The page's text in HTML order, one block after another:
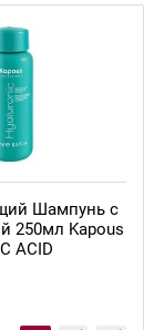
Шампунь с
250мл Kapous
ACID